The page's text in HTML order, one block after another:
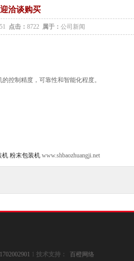
洽谈购买
点击： 8722 属于： 公司新闻
控制精度，可靠性和智能化程度。
机 粉末包装机 www.shbaozhuangji.net
技术支持： 百橙网络